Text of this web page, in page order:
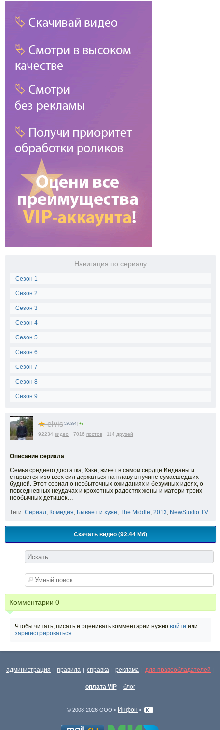
Навигация по сериалу
Сезон 1
Сезон 2
Сезон 3
Сезон 4
Сезон 5
Сезон 6
Сезон 7
Сезон 8
Сезон 9
★elvis 536394 +3
92234 видео 7016 постов 114 друзей
Описание сериала
Семья среднего достатка, Хэки, живет в самом сердце Индианы и
старается изо всех сил держаться на плаву в пучине сумасшедших
будней. Этот сериал о несбыточных ожиданиях и безумных идеях, о
повседневных неудачах и крохотных радостях жены и матери троих
необычных детишек…
Теги: Сериал, Комедия, Бывает и хуже, The Middle, 2013, NewStudio.TV
Скачать видео (92.44 Мб)
Комментарии 0
Чтобы читать, писать и оценивать комментарии нужно войти или
зарегистрироваться
администрация | правила | справка | реклама | для правообладателей |
оплата VIP | блог
© 2008-2026 ООО « Инфон »